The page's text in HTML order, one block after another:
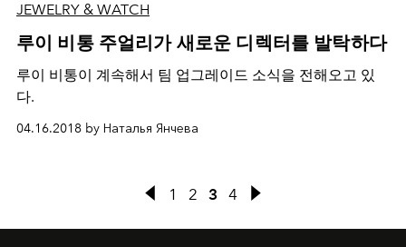
JEWELRY & WATCH
루이 비통 주얼리가 새로운 디렉터를 발탁하다
루이 비통이 계속해서 팀 업그레이드 소식을 전해오고 있
다.
04.16.2018 by Наталья Янчева
1 2 3 4